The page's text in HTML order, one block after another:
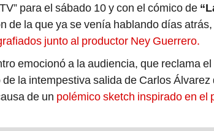
para el sábado 10 y con el cómico de
de la que ya se venía hablando días
junto al productor Ney Guerrero.
emocionó a la audiencia, que reclama
de la intempestiva salida de Carlos Álvarez
de un polémico sketch inspirado en el